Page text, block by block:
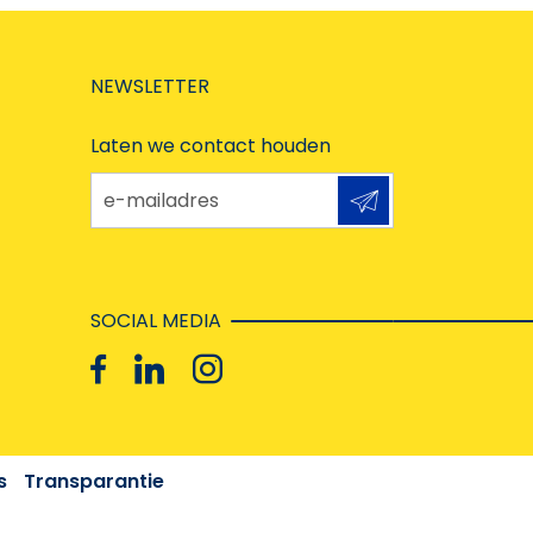
NEWSLETTER
Laten we contact houden
e-mailadres
SOCIAL MEDIA
Transparantie